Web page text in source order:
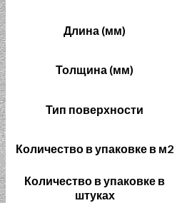
Длина (мм)
Толщина (мм)
Тип поверхности
Количество в упаковке в м2
Количество в упаковке в
штуках